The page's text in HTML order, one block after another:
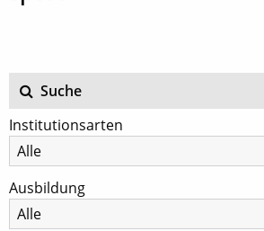
Suche
Institutionsarten
Ausbildung